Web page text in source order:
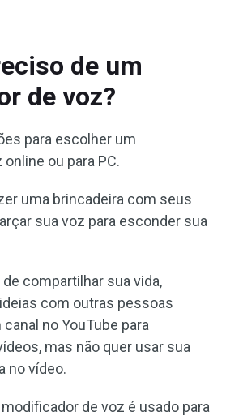
de um
de voz?
para escolher um
ou para PC.
uma brincadeira com seus
sua voz para esconder sua
compartilhar sua vida,
com outras pessoas
no YouTube para
mas não quer usar sua
no vídeo.
de voz é usado para